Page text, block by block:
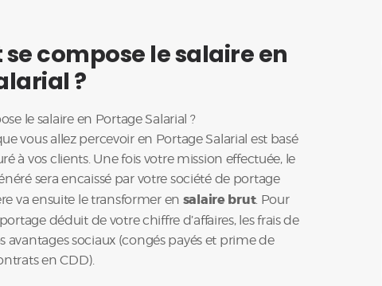
compose le salaire en
?
le salaire en Portage Salarial ?
vous allez percevoir en Portage Salarial est basé
à vos clients. Une fois votre mission effectuée, le
sera encaissé par votre société de portage
va ensuite le transformer en salaire brut. Pour
déduit de votre chiffre d’affaires, les frais de
avantages sociaux (congés payés et prime de
en CDD).